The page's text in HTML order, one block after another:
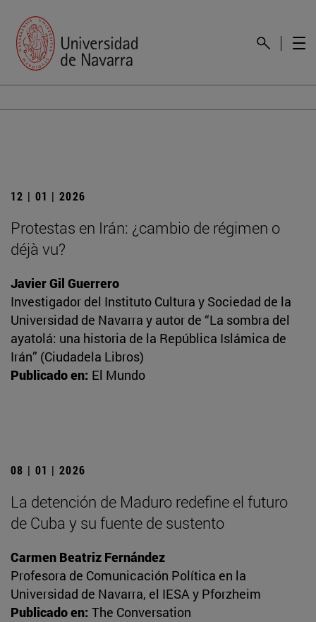
12 | 01 | 2026
Protestas en Irán: ¿cambio de régimen o
déjà vu?
Javier Gil Guerrero
Investigador del Instituto Cultura y Sociedad de la
Universidad de Navarra y autor de “La sombra del
ayatolá: una historia de la República Islámica de
Irán” (Ciudadela Libros)
Publicado en: El Mundo
08 | 01 | 2026
La detención de Maduro redefine el futuro
de Cuba y su fuente de sustento
Carmen Beatriz Fernández
Profesora de Comunicación Política en la
Universidad de Navarra, el IESA y Pforzheim
Publicado en: The Conversation